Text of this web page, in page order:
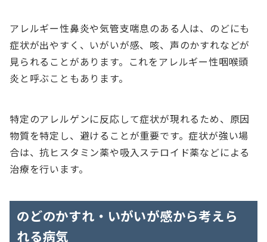
アレルギー性鼻炎や気管支喘息のある人は、のどにも
症状が出やすく、いがいが感、咳、声のかすれなどが
見られることがあります。これをアレルギー性咽喉頭
炎と呼ぶこともあります。
特定のアレルゲンに反応して症状が現れるため、原因
物質を特定し、避けることが重要です。症状が強い場
合は、抗ヒスタミン薬や吸入ステロイド薬などによる
治療を行います。
のどのかすれ・いがいが感から考えら
れる病気